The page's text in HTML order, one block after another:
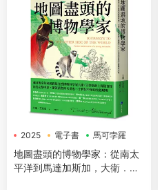
2025 電子書 馬可孛羅
地圖盡頭的博物學家：從南太
平洋到馬達加斯加，大衛．艾